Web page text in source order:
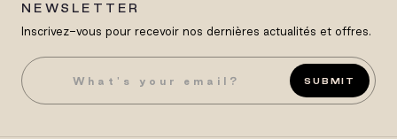
NEWSLETTER
Inscrivez-vous pour recevoir nos dernières actualités et offres.
SUBMIT